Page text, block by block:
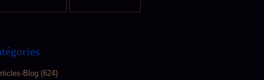
Blog (624)